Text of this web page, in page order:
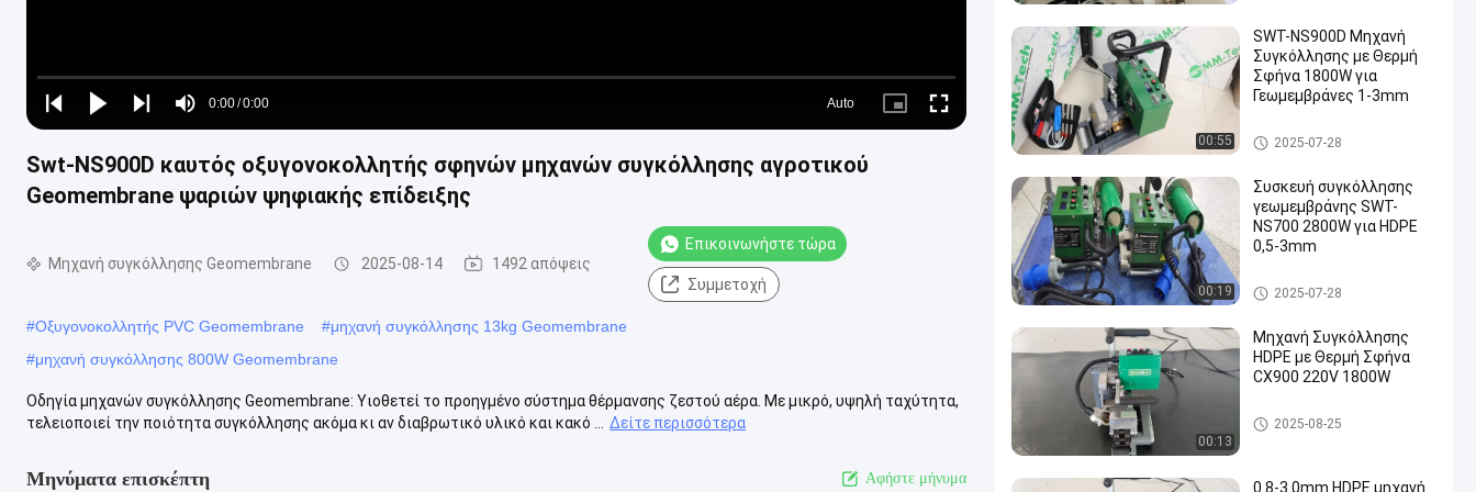
Play
Play
Play
Mute
Time
0:00/0:00
Loaded:
0%
Auto
Picture- Fullscreen
Swt-NS900D καυτός οξυγονοκολλητής σφηνών μηχανών συγκόλλησης αγροτικού
Geomembrane ψαριών ψηφιακής επίδειξης
Μηχανή συγκόλλησης Geomembrane 2025-08-14 1492 απόψεις
Επικοινωνήστε τώρα
Συμμετοχή
#Οξυγονοκολλητής PVC Geomembrane #μηχανή συγκόλλησης 13kg Geomembrane
#μηχανή συγκόλλησης 800W Geomembrane
Οδηγία μηχανών συγκόλλησης Geomembrane: Υιοθετεί το προηγμένο σύστημα θέρμανσης ζεστού αέρα. Με μικρό, υψηλή ταχύτητα,
τελειοποιεί την ποιότητα συγκόλλησης ακόμα κι αν διαβρωτικό υλικό και κακό ...
Δείτε περισσότερα
Μηνύματα επισκέπτη Αφήστε μήνυμα
00:55
SWT-NS900D Μηχανή
Συγκόλλησης με Θερμή
Σφήνα 1800W για
Γεωμεμβράνες 1-3mm
Μηχανή συγκόλλησης Geome
mbrane
2025-07-28
00:19
Συσκευή συγκόλλησης
γεωμεμβράνης SWT-
NS700 2800W για HDPE
0,5-3mm
Μηχανή συγκόλλησης Geome
mbrane
2025-07-28
00:13
Μηχανή Συγκόλλησης
HDPE με Θερμή Σφήνα
CX900 220V 1800W
Μηχανή συγκόλλησης Geome
mbrane
2025-08-25
0.8-3.0mm HDPE μηχανή